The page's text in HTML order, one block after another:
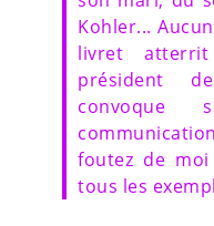
Kohler...
livret
président
convoque
foutez de
tous les